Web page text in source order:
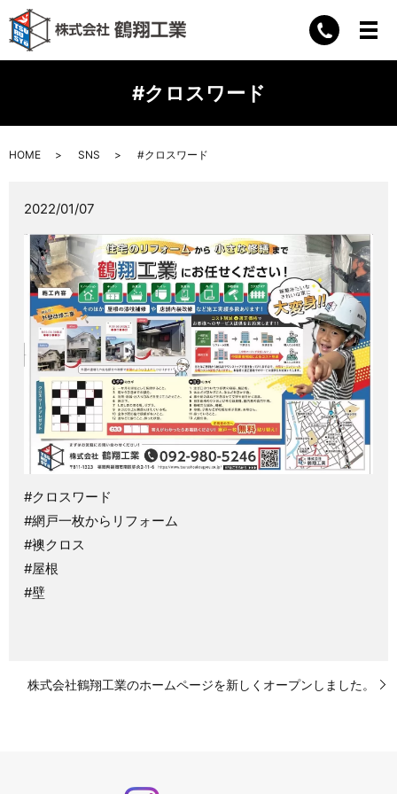
#クロスワード
HOME SNS #クロスワード
2022/01/07
#クロスワード
#網戸一枚からリフォーム
#襖クロス
#屋根
#壁
株式会社鶴翔工業のホームページを新しくオープンしました。